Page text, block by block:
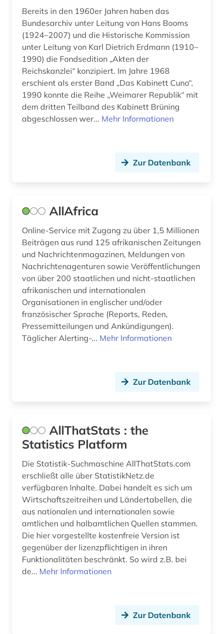
geschichte 2007 (1)
geschichte 2008 (1)
geschichte 2010 (1)
geschichte 2011 (1)
geschichte 2011-2012 (1)
geschichte 2012 (2)
geschichte 2019 (2)
geschichte <1915-1978> (1)
geschlechterforschung (5)
gesellschaft (4)
gesellschaftswissenschaften (1)
gesetz (1)
gesetzblatt (1)
gesundheitspolitik (1)
globalisierung (1)
governance (1)
graue literatur (2)
großbritannien (6)
gus (1)
handel (1)
hausbesetzung (1)
Bereits in den 1960er Jahren haben das
Bundesarchiv unter Leitung von Hans Booms
(1924–2007) und die Historische Kommission
unter Leitung von Karl Dietrich Erdmann (1910–
1990) die Fondsedition „Akten der
Reichskanzlei“ konzipiert. Im Jahre 1968
erschient als erster Band „Das Kabinett Cuno“,
1990 konnte die Reihe „Weimarer Republik“ mit
dem dritten Teilband des Kabinett Brüning
abgeschlossen wer... Mehr Informationen
Zur Datenbank
AllAfrica
Online-Service mit Zugang zu über 1,5 Millionen
Beiträgen aus rund 125 afrikanischen Zeitungen
und Nachrichtenmagazinen, Meldungen von
Nachrichtenagenturen sowie Veröffentlichungen
von über 200 staatlichen und nicht-staatlichen
afrikanischen und internationalen
Organisationen in englischer und/oder
französischer Sprache (Reports, Reden,
Pressemitteilungen und Ankündigungen).
Täglicher Alerting-... Mehr Informationen
Zur Datenbank
AllThatStats : the
Statistics Platform
Die Statistik-Suchmaschine AllThatStats.com
erschließt alle über StatistikNetz.de
verfügbaren Inhalte. Dabei handelt es sich um
Wirtschaftszeitreihen und Ländertabellen, die
aus nationalen und internationalen sowie
amtlichen und halbamtlichen Quellen stammen.
Die hier vorgestellte kostenfreie Version ist
gegenüber der lizenzpflichtigen in ihren
Funktionalitäten beschränkt. So wird z.B. bei
de... Mehr Informationen
Zur Datenbank